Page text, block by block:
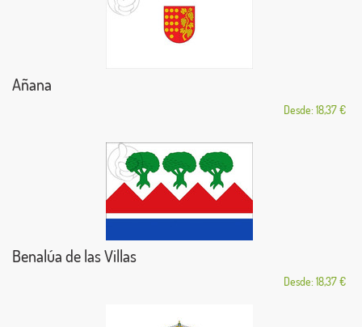
Añana
Desde: 18,37 €
Benalúa de las Villas
Desde: 18,37 €